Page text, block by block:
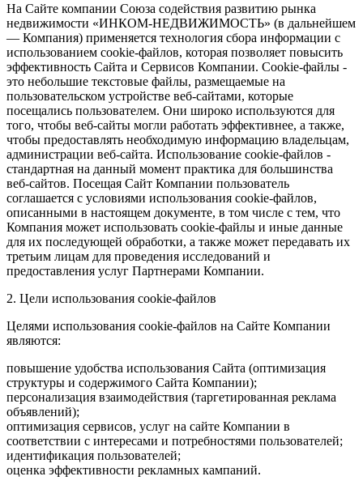
На Сайте компании Союза содействия развитию рынка
недвижимости «ИНКОМ-НЕДВИЖИМОСТЬ» (в дальнейшем
— Компания) применяется технология сбора информации с
использованием cookie-файлов, которая позволяет повысить
эффективность Сайта и Сервисов Компании. Сookie-файлы -
это небольшие текстовые файлы, размещаемые на
пользовательском устройстве веб-сайтами, которые
посещались пользователем. Они широко используются для
того, чтобы веб-сайты могли работать эффективнее, а также,
чтобы предоставлять необходимую информацию владельцам,
администрации веб-сайта. Использование cookie-файлов -
стандартная на данный момент практика для большинства
веб-сайтов. Посещая Сайт Компании пользователь
соглашается с условиями использования cookie-файлов,
описанными в настоящем документе, в том числе с тем, что
Компания может использовать cookie-файлы и иные данные
для их последующей обработки, а также может передавать их
третьим лицам для проведения исследований и
предоставления услуг Партнерами Компании.
2. Цели использования cookie-файлов
Целями использования cookie-файлов на Сайте Компании
являются:
повышение удобства использования Сайта (оптимизация
структуры и содержимого Сайта Компании);
персонализация взаимодействия (таргетированная реклама
объявлений);
оптимизация сервисов, услуг на сайте Компании в
соответствии с интересами и потребностями пользователей;
идентификация пользователей;
оценка эффективности рекламных кампаний.